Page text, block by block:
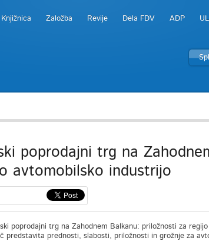
Knjižnica Založba Revije Dela FDV ADP UL
poprodajni trg na
avtomobilsko industrijo
poprodajni trg na Zahodnem Balkanu: priložnosti za
predstavita prednosti, slabosti, priložnosti in grožnje za